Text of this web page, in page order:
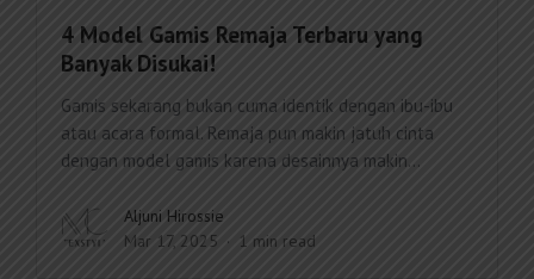
4 Model Gamis Remaja Terbaru yang
Banyak Disukai!
Gamis sekarang bukan cuma identik dengan ibu-ibu
atau acara formal. Remaja pun makin jatuh cinta
dengan model gamis karena desainnya makin...
Aljuni Hirossie
Mar 17, 2025
1 min read